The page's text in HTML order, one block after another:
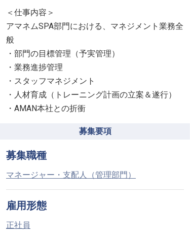
＜仕事内容＞
アマネムSPA部門における、マネジメント業務全
般
・部門の目標管理（予実管理）
・業務進捗管理
・スタッフマネジメント
・人材育成（トレーニング計画の立案＆遂行）
・AMAN本社との折衝
募集要項
募集職種
マネージャー・支配人（管理部門）
雇用形態
正社員